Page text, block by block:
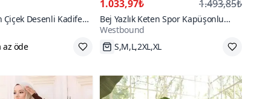
Desenli Kadife
Tesettür Elbise
öde
1.033,97₺ 1.493,85₺
Bej Yazlık Keten Spor Kapüşonlu
Belden Büzgülü Cepli Elbise
Westbound
S,M,L,2XL,XL
Hızlı Kargo